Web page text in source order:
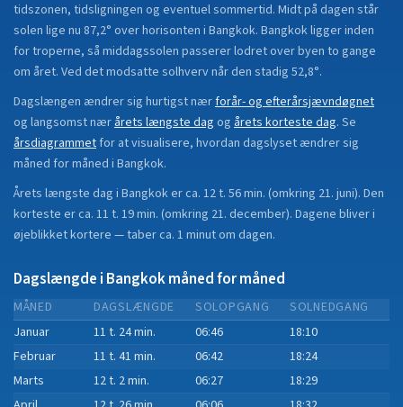
tidszonen, tidsligningen og eventuel sommertid. Midt på dagen står
solen lige nu 87,2° over horisonten i Bangkok. Bangkok ligger inden
for troperne, så middagssolen passerer lodret over byen to gange
om året. Ved det modsatte solhverv når den stadig 52,8°.
Dagslængen ændrer sig hurtigst nærforår- og efterårsjævndøgnet
og langsomst nærårets længste dag og årets korteste dag. Se
årsdiagrammetfor at visualisere, hvordan dagslyset ændrer sig
måned for måned i Bangkok.
Årets længste dag i Bangkoker ca. 12 t. 56 min. (omkring 21. juni). Den
korteste er ca. 11 t. 19 min. (omkring 21. december). Dagene bliver i
øjeblikketkortere —taberca. 1 minutom dagen.
Dagslængde i Bangkokmåned for måned
MÅNED DAGSLÆNGDE SOLOPGANG
SOLNEDGANG
Januar
11 t. 24 min. 06:46
18:10
Februar
11 t. 41 min. 06:42
18:24
Marts
12 t. 2 min. 06:27
18:29